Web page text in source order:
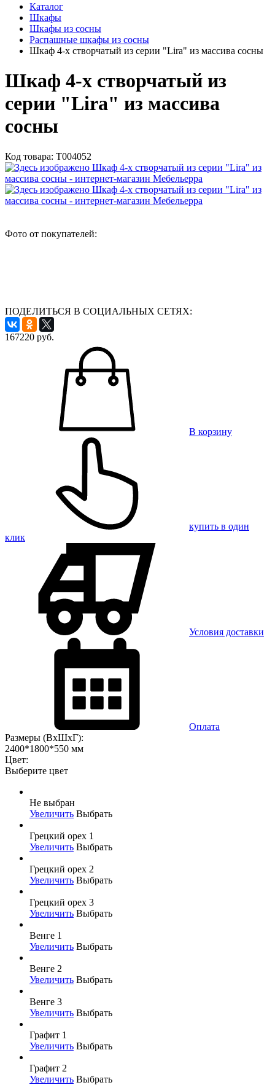
Каталог
Шкафы
Шкафы из сосны
Распашные шкафы из сосны
Шкаф 4-х створчатый из серии "Lira" из массива сосны
Шкаф 4-х створчатый из
серии "Lira" из массива
сосны
Код товара: Т004052
Фото от покупателей:
ПОДЕЛИТЬСЯ В СОЦИАЛЬНЫХ СЕТЯХ:
167220 руб.
В корзину
купить в один
клик
Условия доставки
Оплата
Размеры (ВхШхГ):
2400*1800*550 мм
Цвет:
Выберите цвет
Не выбран
Увеличить Выбрать
Грецкий орех 1
Увеличить Выбрать
Грецкий орех 2
Увеличить Выбрать
Грецкий орех 3
Увеличить Выбрать
Венге 1
Увеличить Выбрать
Венге 2
Увеличить Выбрать
Венге 3
Увеличить Выбрать
Графит 1
Увеличить Выбрать
Графит 2
Увеличить Выбрать